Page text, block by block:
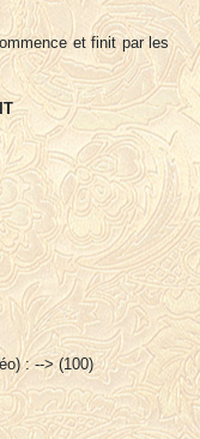
et finit par les
: --> (100)